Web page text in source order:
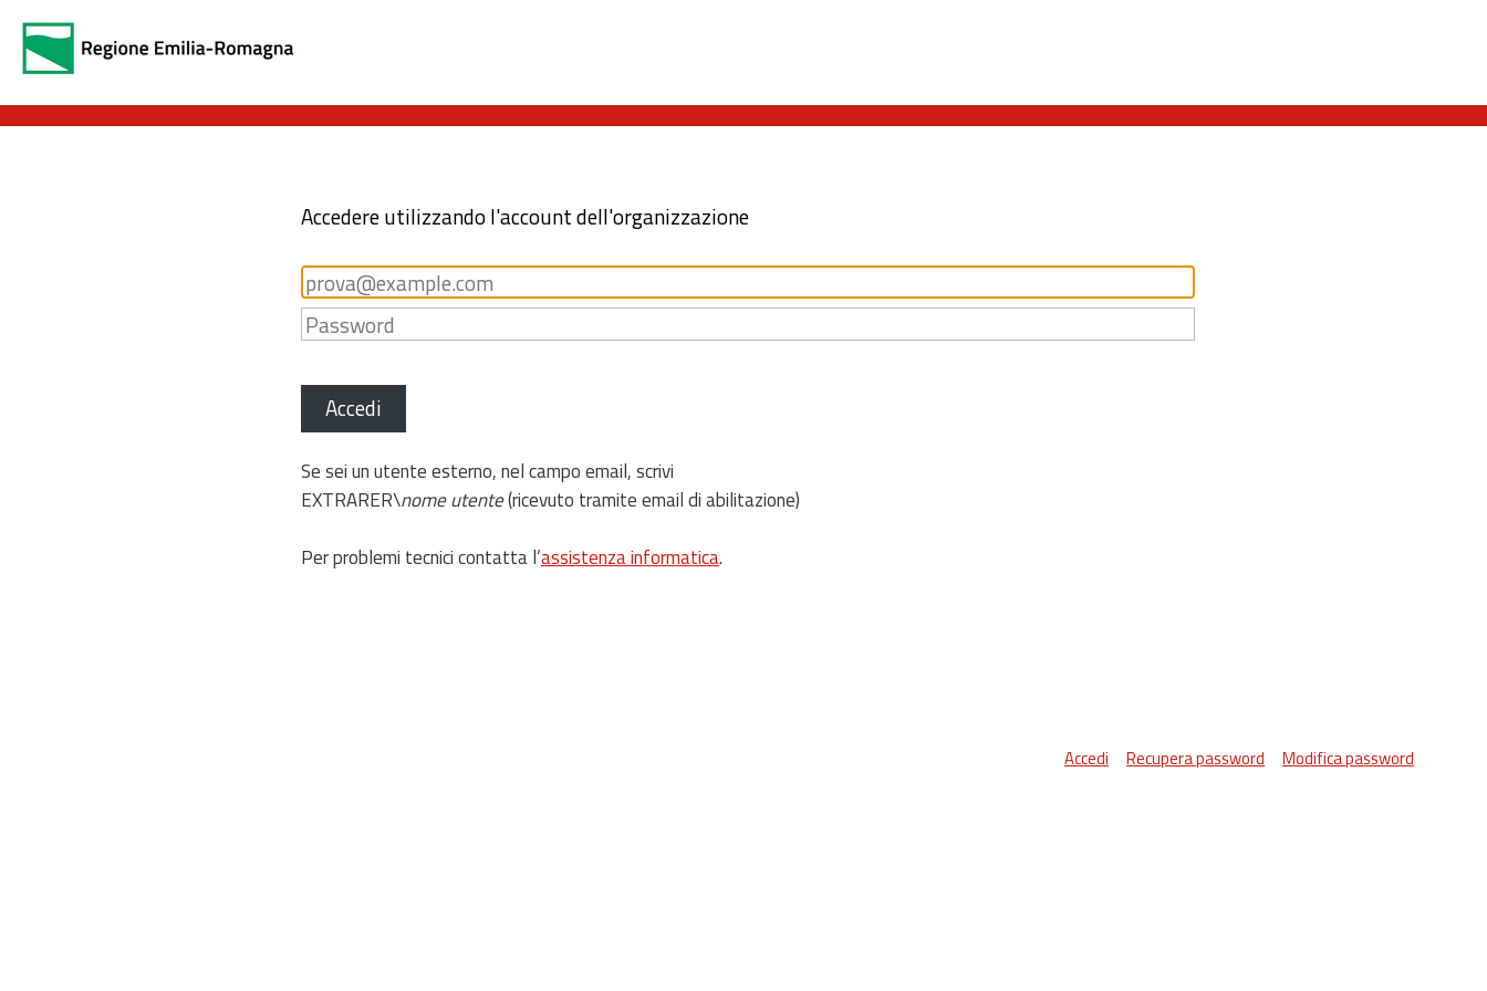
Accedere utilizzando l'account dell'organizzazione
Accedi
Se sei un utente esterno, nel campo email, scrivi
EXTRARER\nome utente(ricevuto tramite email di abilitazione)
Per problemi tecnici contatta l’assistenza informatica.
Accedi Recupera password Modifica password